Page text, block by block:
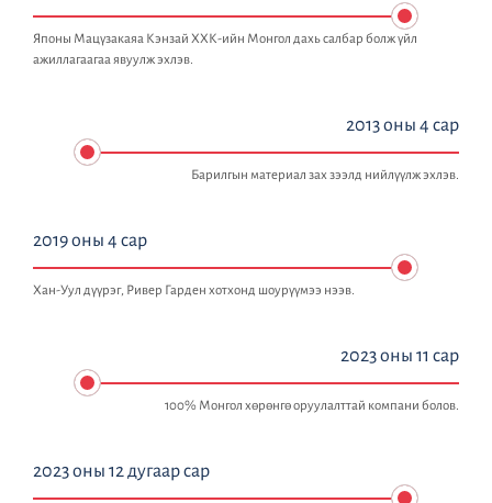
Японы Мацүзакаяа Кэнзай ХХК-ийн Монгол дахь салбар болж үйл
ажиллагаагаа явуулж эхлэв.
2013 оны 4 сар
Барилгын материал зах зээлд нийлүүлж эхлэв.
2019 оны 4 сар
Хан-Уул дүүрэг, Ривер Гарден хотхонд шоурүүмээ нээв.
2023 оны 11 сар
100% Монгол хөрөнгө оруулалттай компани болов.
2023 оны 12 дугаар сар